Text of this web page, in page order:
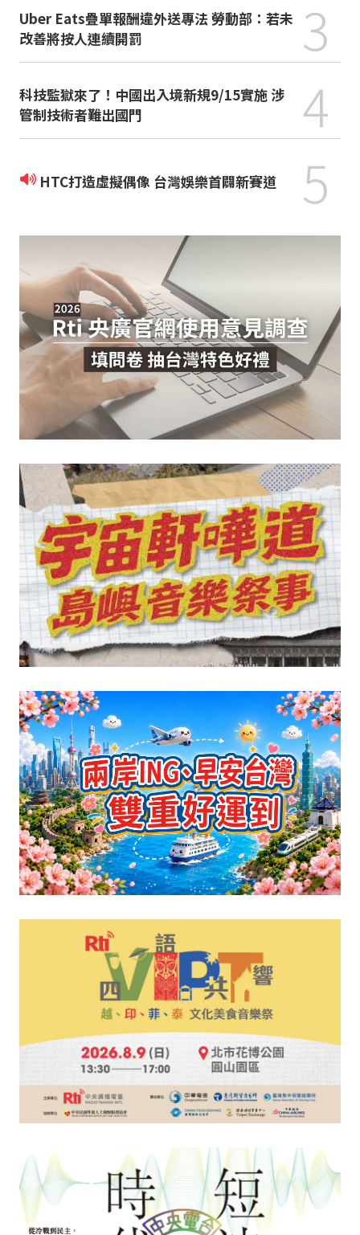
Uber Eats疊單報酬違外送專法 勞動部：若未
改善將按人連續開罰
3
科技監獄來了！中國出入境新規9/15實施 涉
管制技術者難出國門
4
HTC打造虛擬偶像 台灣娛樂首闢新賽道 5